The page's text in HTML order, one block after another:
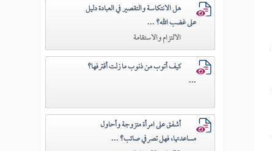
هل الانتكاسة والتقصير في العبادة دليل
على غضب الله؟ ...
الالتزام والاستقامة
كيف أتوب من ذنوب ما زلت أقترفها؟
...
أشفق على امرأة متزوجة وأحاول
مساعدتها، فهل تصرفي صائب؟ ...